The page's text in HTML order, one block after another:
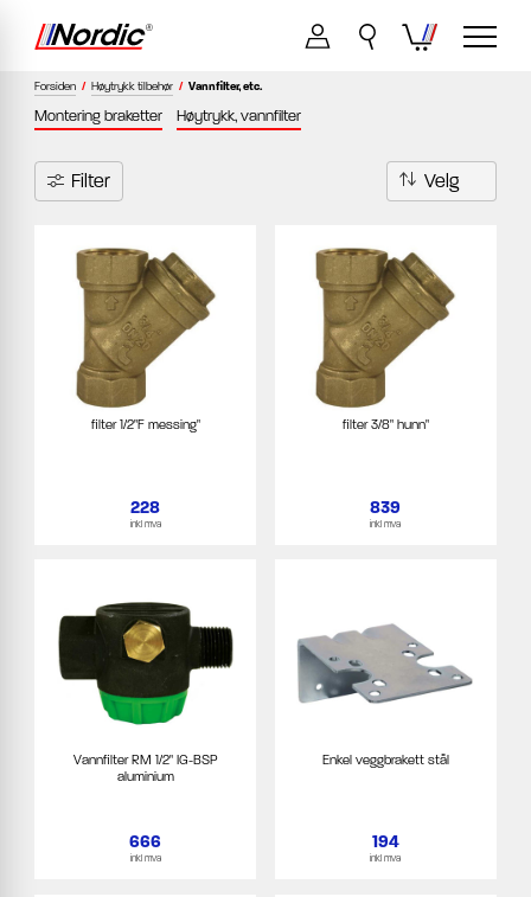
Forsiden / Høytrykk tilbehør / Vannfilter, etc.
Montering braketter Høytrykk, vannfilter
Filter
filter 1/2"F messing"
228
inkl mva
filter 3/8" hunn"
839
inkl mva
Vannfilter RM 1/2" IG-BSP
aluminium
666
inkl mva
Enkel veggbrakett stål
194
inkl mva